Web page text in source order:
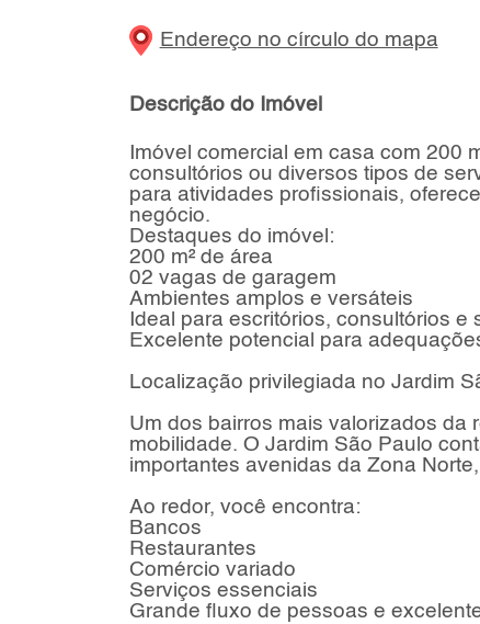
Endereço no círculo do mapa
Descrição do Imóvel
Imóvel comercial em casa com 200
consultórios ou diversos tipos de
para atividades profissionais,
negócio.
Destaques do imóvel:
200 m² de área
02 vagas de garagem
Ambientes amplos e versáteis
Ideal para escritórios, consultórios e
Excelente potencial para
Localização privilegiada no Jardim
Um dos bairros mais valorizados da
mobilidade. O Jardim São Paulo
importantes avenidas da Zona
Ao redor, você encontra:
Bancos
Restaurantes
Comércio variado
Serviços essenciais
Grande fluxo de pessoas e